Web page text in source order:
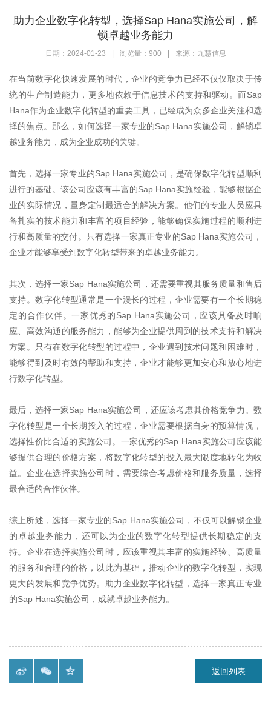
助力企业数字化转型，选择Sap Hana实施公司，解
锁卓越业务能力
日期：2024-01-23 浏览量：900 来源：九慧信息
在当前数字化快速发展的时代，企业的竞争力已经不仅仅取决于传
统的生产制造能力，更多地依赖于信息技术的支持和驱动。而Sap
Hana作为企业数字化转型的重要工具，已经成为众多企业关注和选
择的焦点。那么，如何选择一家专业的Sap Hana实施公司，解锁卓
越业务能力，成为企业成功的关键。
首先，选择一家专业的Sap Hana实施公司，是确保数字化转型顺利
进行的基础。该公司应该有丰富的Sap Hana实施经验，能够根据企
业的实际情况，量身定制最适合的解决方案。他们的专业人员应具
备扎实的技术能力和丰富的项目经验，能够确保实施过程的顺利进
行和高质量的交付。只有选择一家真正专业的Sap Hana实施公司，
企业才能够享受到数字化转型带来的卓越业务能力。
其次，选择一家Sap Hana实施公司，还需要重视其服务质量和售后
支持。数字化转型通常是一个漫长的过程，企业需要有一个长期稳
定的合作伙伴。一家优秀的Sap Hana实施公司，应该具备及时响
应、高效沟通的服务能力，能够为企业提供周到的技术支持和解决
方案。只有在数字化转型的过程中，企业遇到技术问题和困难时，
能够得到及时有效的帮助和支持，企业才能够更加安心和放心地进
行数字化转型。
最后，选择一家Sap Hana实施公司，还应该考虑其价格竞争力。数
字化转型是一个长期投入的过程，企业需要根据自身的预算情况，
选择性价比合适的实施公司。一家优秀的Sap Hana实施公司应该能
够提供合理的价格方案，将数字化转型的投入最大限度地转化为收
益。企业在选择实施公司时，需要综合考虑价格和服务质量，选择
最合适的合作伙伴。
综上所述，选择一家专业的Sap Hana实施公司，不仅可以解锁企业
的卓越业务能力，还可以为企业的数字化转型提供长期稳定的支
持。企业在选择实施公司时，应该重视其丰富的实施经验、高质量
的服务和合理的价格，以此为基础，推动企业的数字化转型，实现
更大的发展和竞争优势。助力企业数字化转型，选择一家真正专业
的Sap Hana实施公司，成就卓越业务能力。
返回列表